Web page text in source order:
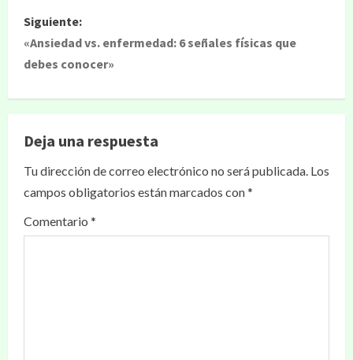
Siguiente:
«Ansiedad vs. enfermedad: 6 señales físicas que
debes conocer»
Deja una respuesta
Tu dirección de correo electrónico no será publicada. Los
campos obligatorios están marcados con*
Comentario *